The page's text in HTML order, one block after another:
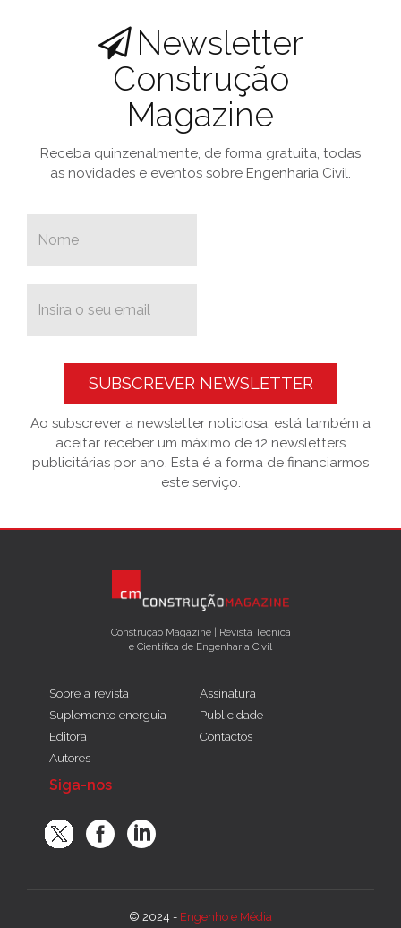
Newsletter
Construção
Magazine
Receba quinzenalmente, de forma gratuita, todas
as novidades e eventos sobre Engenharia Civil.
SUBSCREVER NEWSLETTER
Ao subscrever a newsletter noticiosa, está também a
aceitar receber um máximo de 12 newsletters
publicitárias por ano. Esta é a forma de financiarmos
este serviço.
Construção Magazine | Revista Técnica
e Científica de Engenharia Civil
Sobre a revista
Suplemento energuia
Editora
Autores
Assinatura
Publicidade
Contactos
Siga-nos
© 2024 - Engenho e Média